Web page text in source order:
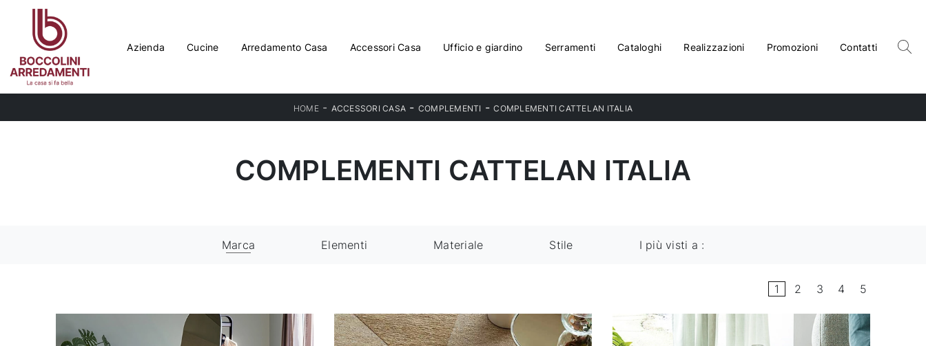
Azienda Cucine Arredamento Casa Accessori Casa Ufficio e giardino Serramenti Cataloghi Realizzazioni Promozioni Contatti
HOME- ACCESSORI CASA - COMPLEMENTI -COMPLEMENTI CATTELAN ITALIA
COMPLEMENTI CATTELAN ITALIA
Marca Elementi Materiale Stile I più visti a :
1 2 3 4 5